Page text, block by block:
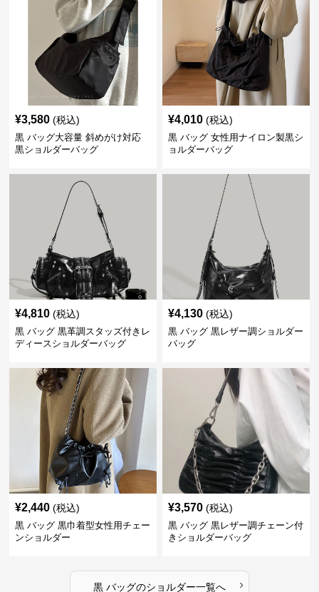
¥3,580 (税込)
黒 バッグ大容量 斜めがけ対応
黒ショルダーバッグ
¥4,010 (税込)
黒 バッグ 女性用ナイロン製黒シ
ョルダーバッグ
¥4,810 (税込)
黒 バッグ 黒革調スタッズ付きレ
ディースショルダーバッグ
¥4,130 (税込)
黒 バッグ 黒レザー調ショルダー
バッグ
¥2,440 (税込)
黒 バッグ 黒巾着型女性用チェー
ンショルダー
¥3,570 (税込)
黒 バッグ 黒レザー調チェーン付
きショルダーバッグ
黒 バッグのショルダー一覧へ ›